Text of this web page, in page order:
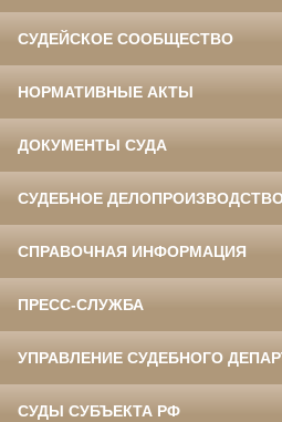
СУДЕЙСКОЕ СООБЩЕСТВО
НОРМАТИВНЫЕ АКТЫ
ДОКУМЕНТЫ СУДА
СУДЕБНОЕ
СПРАВОЧНАЯ ИНФОРМАЦИЯ
ПРЕСС-СЛУЖБА
УПРАВЛЕНИЕ СУДЕБНОГО
СУДЫ СУБЪЕКТА РФ